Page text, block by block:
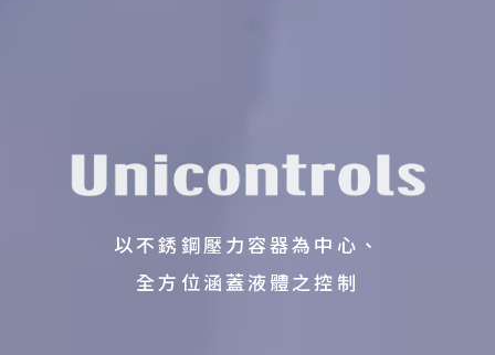
以不銹鋼壓力容器為中心、
全方位涵蓋液體之控制